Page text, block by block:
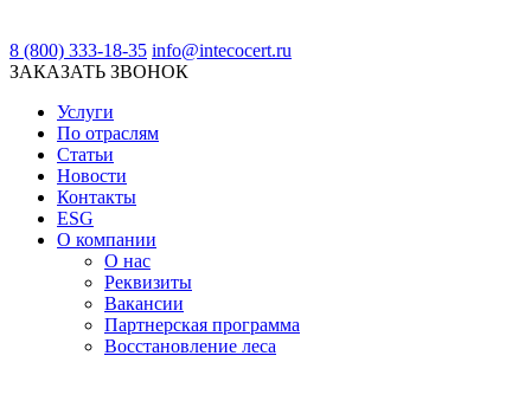
8 (800) 333-18-35 info@intecocert.ru
ЗАКАЗАТЬ ЗВОНОК
Услуги
По отраслям
Статьи
Новости
Контакты
ESG
О компании
О нас
Реквизиты
Вакансии
Партнерская программа
Восстановление леса